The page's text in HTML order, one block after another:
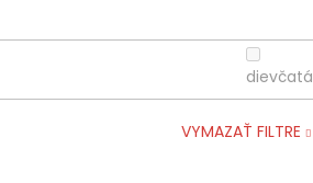
dievčatá
VYMAZAŤ FILTRE